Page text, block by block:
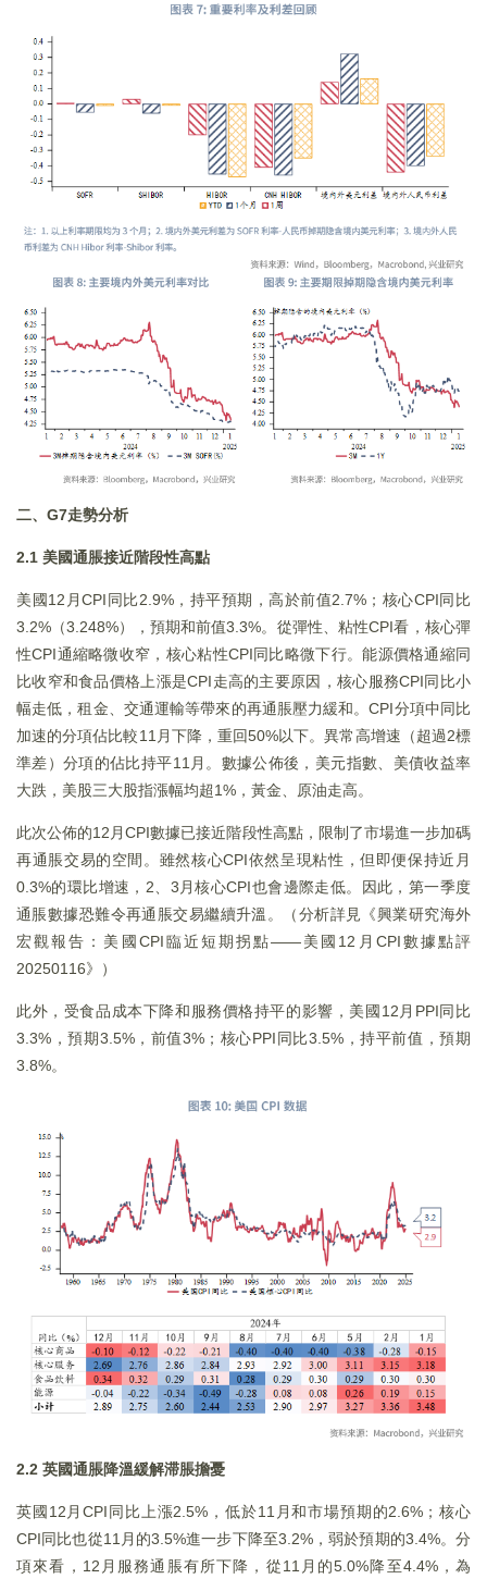
二、G7走勢分析
2.1 美國通脹接近階段性高點
美國12月CPI同比2.9%，持平預期，高於前值2.7%；核心CPI同比
3.2%（3.248%），預期和前值3.3%。從彈性、粘性CPI看，核心彈
性CPI通縮略微收窄，核心粘性CPI同比略微下行。能源價格通縮同
比收窄和食品價格上漲是CPI走高的主要原因，核心服務CPI同比小
幅走低，租金、交通運輸等帶來的再通脹壓力緩和。CPI分項中同比
加速的分項佔比較11月下降，重回50%以下。異常高增速（超過2標
準差）分項的佔比持平11月。數據公佈後，美元指數、美債收益率
大跌，美股三大股指漲幅均超1%，黃金、原油走高。
此次公佈的12月CPI數據已接近階段性高點，限制了市場進一步加碼
再通脹交易的空間。雖然核心CPI依然呈現粘性，但即便保持近月
0.3%的環比增速，2、3月核心CPI也會邊際走低。因此，第一季度
通脹數據恐難令再通脹交易繼續升溫。（分析詳見《興業研究海外
宏觀報告：美國CPI臨近短期拐點——美國12月CPI數據點評
20250116》）
此外，受食品成本下降和服務價格持平的影響，美國12月PPI同比
3.3%，預期3.5%，前值3%；核心PPI同比3.5%，持平前值，預期
3.8%。
2.2 英國通脹降溫緩解滞脹擔憂
英國12月CPI同比上漲2.5%，低於11月和市場預期的2.6%；核心
CPI同比也從11月的3.5%進一步下降至3.2%，弱於預期的3.4%。分
項來看，12月服務通脹有所下降，從11月的5.0%降至4.4%，為